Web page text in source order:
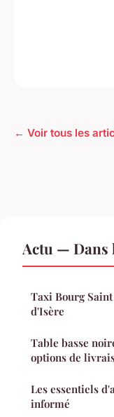
← Voir tous les
Actu — Dans
Taxi Bourg
d'Isère
Table basse
options de
Les essentiels
informé